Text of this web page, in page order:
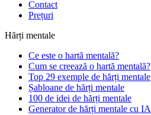
Contact
Prețuri
Hărți mentale
Ce este o hartă mentală?
Cum se creează o hartă mentală?
Top 29 exemple de hărți mentale
Șabloane de hărți mentale
100 de idei de hărți mentale
Generator de hărți mentale cu IA